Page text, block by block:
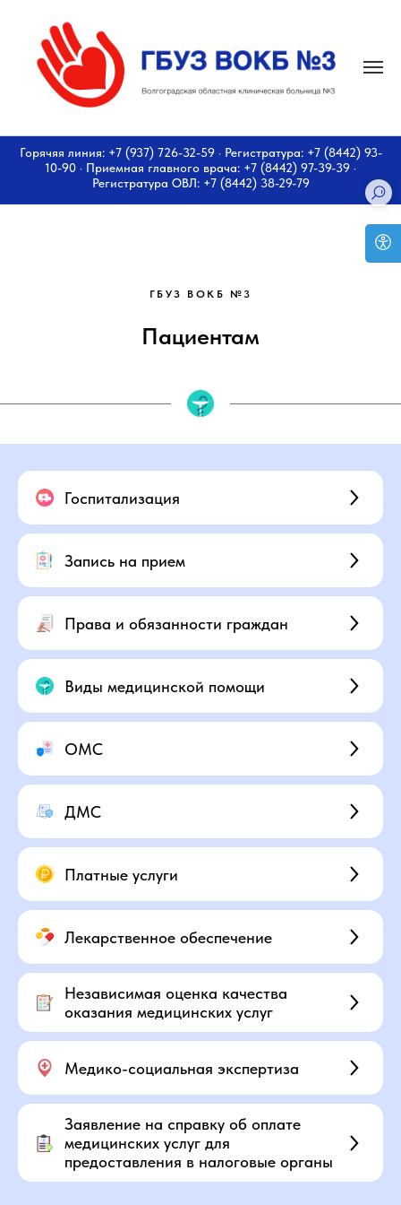
Горячяя линия: +7 (937) 726-32-59 · Регистратура: +7 (8442) 93-
10-90 · Приемная главного врача: +7 (8442) 97-39-39 ·
Регистратура ОВЛ: +7 (8442) 38-29-79
ГБУЗ ВОКБ №3
Пациентам
Госпитализация
Запись на прием
Права и обязанности граждан
Виды медицинской помощи
ОМС
ДМС
Платные услуги
Лекарственное обеспечение
Независимая оценка качества
оказания медицинских услуг
Медико-социальная экспертиза
Заявление на справку об оплате
медицинских услуг для
предоставления в налоговые органы